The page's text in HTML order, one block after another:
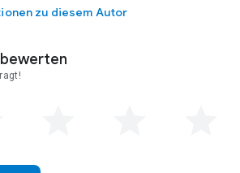
zu diesem Autor